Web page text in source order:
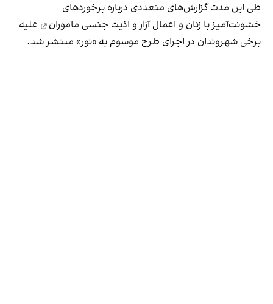
طی این مدت گزارش‌های متعددی درباره برخوردهای
خشونت‌آمیز با زنان و اعمال آزار و اذیت جنسی ماموران
علیه
برخی شهروندان در اجرای طرح موسوم به «نور» منتشر شد.